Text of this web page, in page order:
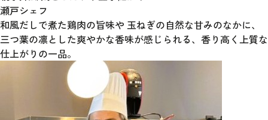
瀬戸シェフ
和風だしで煮た鶏肉の旨味や 玉ねぎの自然な甘みのなかに、
三つ葉の凛とした爽やかな香味が感じられる、香り高く上質な
仕上がりの一品。